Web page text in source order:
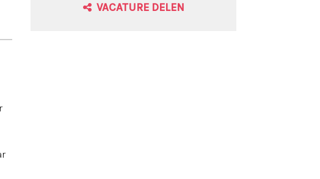
VACATURE DELEN